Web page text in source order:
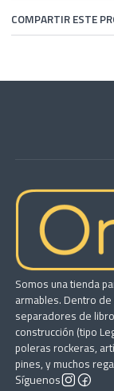
COMPARTIR ESTE
Somos una tienda
armables. Dentro
separadores de
construcción (tipo
poleras rockeras,
pines, y muchos
Síguenos